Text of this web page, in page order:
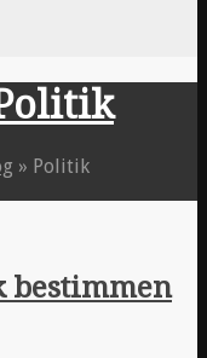
» Politik
bestimmen